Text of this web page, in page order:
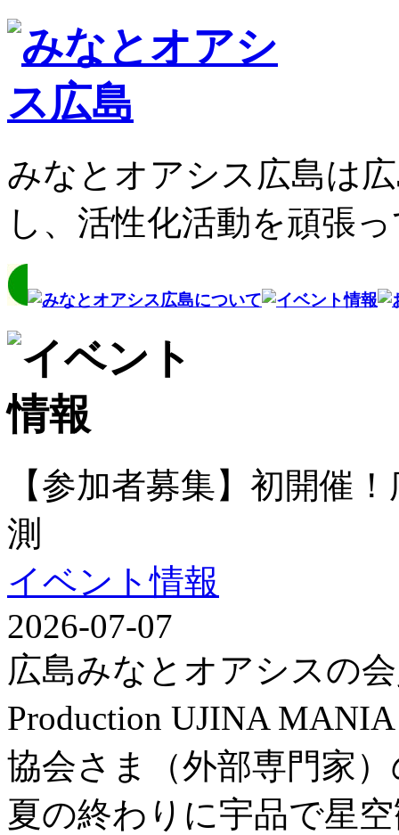
みなとオアシス広島は
し、活性化活動を頑張
【参加者募集】初開催
測
イベント情報
2026-07-07
広島みなとオアシスの
Production UJINA
協会さま（外部専門家
夏の終わりに宇品で星